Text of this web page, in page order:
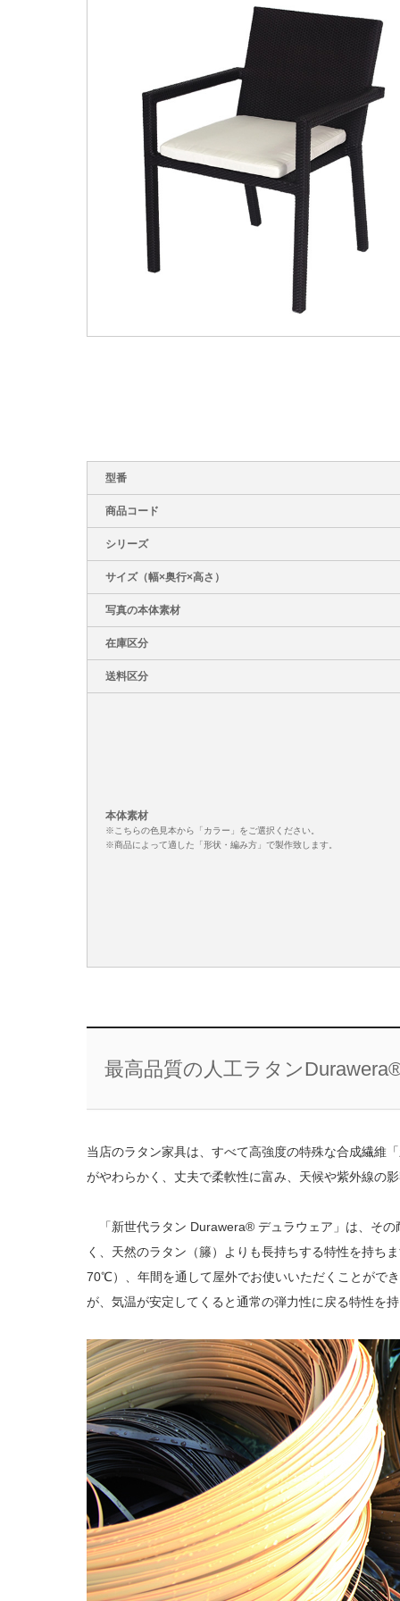
型番
商品コード
シリーズ
サイズ（幅×奥行×高さ）
写真の本体素材
在庫区分
送料区分
本体素材
※こちらの色見本から「カラー」をご選択ください。
※商品によって適した「形状・編み方」で製作致します。
最高品質の人工ラタン
当店のラタン家具は、すべて高強度の特殊な合成繊維
がやわらかく、丈夫で柔軟性に富み、天候や紫外線の
「新世代ラタン Durawera® デュラウェア」は、その
く、天然のラタン（籐）よりも長持ちする特性を持ち
70℃）、年間を通して屋外でお使いいただくことがで
が、気温が安定してくると通常の弾力性に戻る特性を